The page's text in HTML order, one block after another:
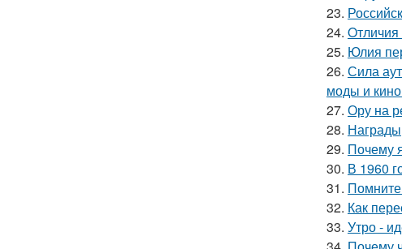
23.
24.
25. Юлия
26. Сила
моды и
27. Ору на
28.
29. Почему
30. В 1960
31. Помните
32. Как
33. Утро -